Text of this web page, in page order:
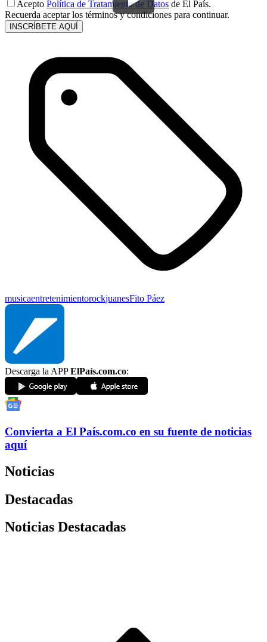
Acepto Política de Tratamiento de Datos de El País.
Recuerda aceptar los términos y condiciones para continuar.
INSCRÍBETE AQUÍ
musicaentretenimientorockjuanesFito Páez
Descarga la APPElPaís.com.co:
Convierta a El País.com.co en su fuente de noticias
aquí
Noticias
Destacadas
Noticias Destacadas